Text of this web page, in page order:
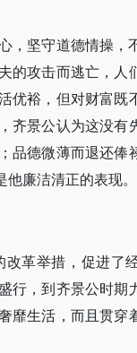
，坚守道德情操，
的攻击而逃亡，人
优裕，但对财富既
齐景公认为这没有
品德微薄而退还俸
廉洁清正的表现。
革举措，促进了
行，到齐景公时期
靡生活，而且贯穿